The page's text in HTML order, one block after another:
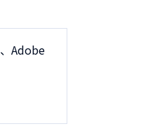
Adobe